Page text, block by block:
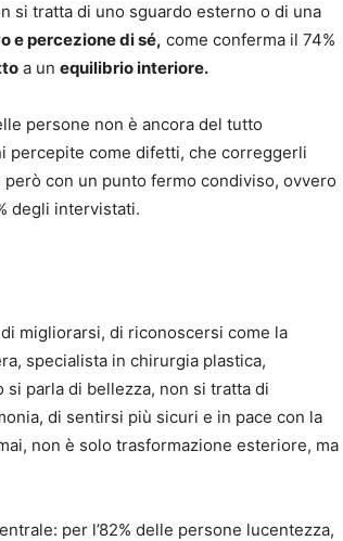
si tratta di uno sguardo esterno o di una
e percezione di sé, come conferma il 74%
a un equilibrio interiore.
persone non è ancora del tutto
percepite come difetti, che correggerli
con un punto fermo condiviso, ovvero
degli intervistati.
migliorarsi, di riconoscersi come la
specialista in chirurgia plastica,
parla di bellezza, non si tratta di
di sentirsi più sicuri e in pace con la
non è solo trasformazione esteriore, ma
per l’82% delle persone lucentezza,